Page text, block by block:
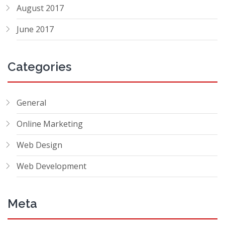
August 2017
June 2017
Categories
General
Online Marketing
Web Design
Web Development
Meta